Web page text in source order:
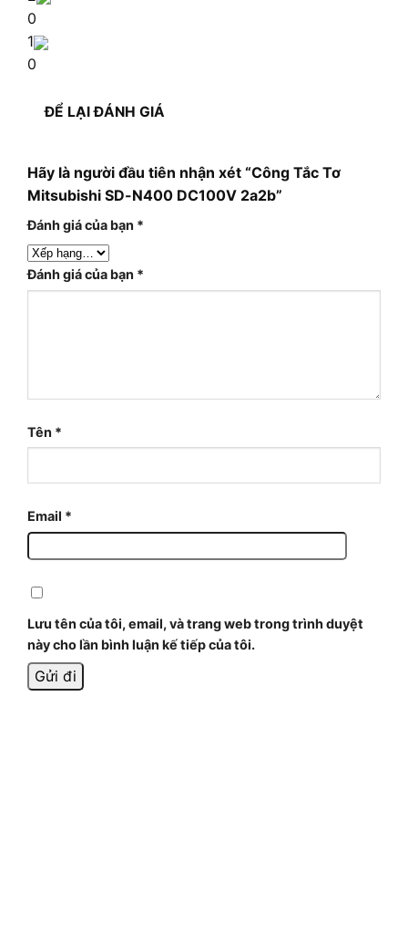
0
1
0
ĐỂ LẠI ĐÁNH GIÁ
Hãy là người đầu tiên nhận xét “Công Tắc Tơ
Mitsubishi SD-N400 DC100V 2a2b”
Đánh giá của bạn *
Đánh giá của bạn *
Tên *
Email *
Lưu tên của tôi, email, và trang web trong trình duyệt
này cho lần bình luận kế tiếp của tôi.